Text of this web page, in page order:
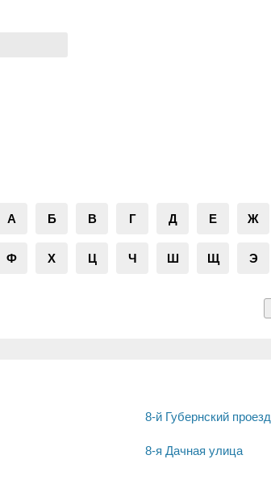
А Б В Г Д Е Ж
Ф Х Ц Ч Ш Щ Э
8-й Губернский проезд
8-я Дачная улица